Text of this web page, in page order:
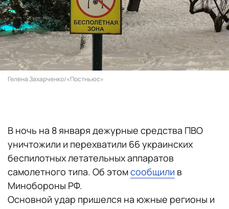
Гелена Захарченко/«Постньюс»
В ночь на 8 января дежурные средства ПВО
уничтожили и перехватили 66 украинских
беспилотных летательных аппаратов
самолетного типа. Об этомсообщили в
Минобороны РФ.
Основной удар пришелся на южные регионы и